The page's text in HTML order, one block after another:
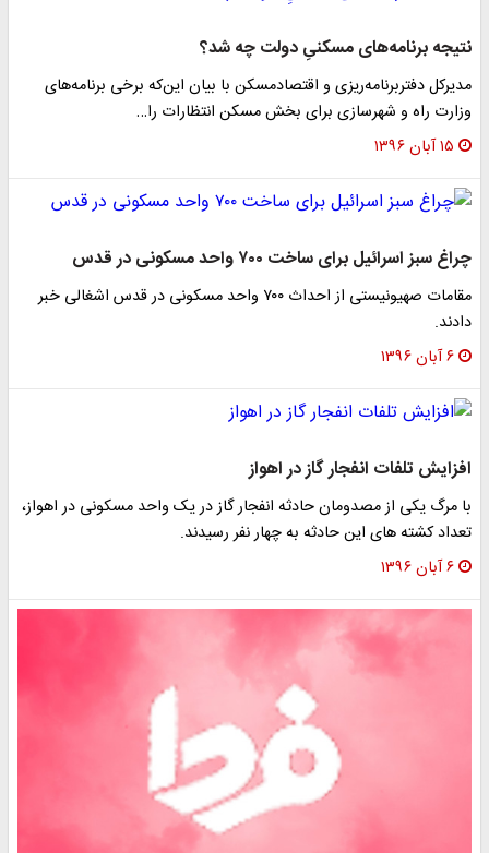
نتیجه برنامه‌های مسکنیِ دولت چه شد؟
مدیرکل دفتربرنامه‌ریزی و اقتصادمسکن با بیان این‌که برخی برنامه‌های
وزارت راه و شهرسازی برای بخش مسکن انتظارات را…
۱۵ آبان ۱۳۹۶
چراغ سبز اسرائیل برای ساخت ۷۰۰ واحد مسکونی در قدس
مقامات صهیونیستی از احداث ۷۰۰ واحد مسکونی در قدس اشغالی خبر
دادند.
۶ آبان ۱۳۹۶
افزایش تلفات انفجار گاز در اهواز
با مرگ یکی از مصدومان حادثه انفجار گاز در یک واحد مسکونی در اهواز،
تعداد کشته های این حادثه به چهار نفر رسیدند.
۶ آبان ۱۳۹۶